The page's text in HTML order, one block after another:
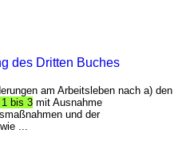
des Dritten Buches
am Arbeitsleben nach a) den
1 bis 3 mit Ausnahme
und der
...